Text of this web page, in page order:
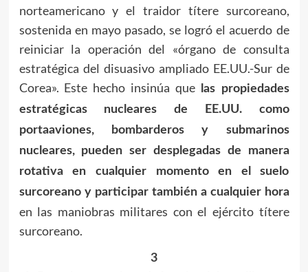
norteamericano y el traidor títere surcoreano,
sostenida en mayo pasado, se logró el acuerdo de
reiniciar la operación del «órgano de consulta
estratégica del disuasivo ampliado EE.UU.-Sur de
Corea». Este hecho insinúa que
las propiedades
estratégicas nucleares de EE.UU. como
portaaviones, bombarderos y submarinos
nucleares, pueden ser desplegadas de manera
rotativa en cualquier momento en el suelo
surcoreano y participar también a cualquier hora
en las maniobras militares con el ejército títere
surcoreano.
3